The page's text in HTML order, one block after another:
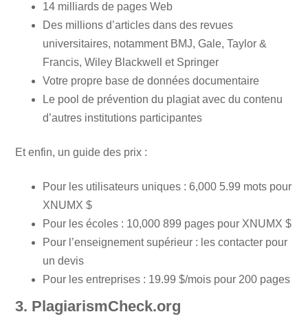
14 milliards de pages Web
Des millions d’articles dans des revues
universitaires, notamment BMJ, Gale, Taylor &
Francis, Wiley Blackwell et Springer
Votre propre base de données documentaire
Le pool de prévention du plagiat avec du contenu
d’autres institutions participantes
Et enfin, un guide des prix :
Pour les utilisateurs uniques : 6,000 5.99 mots pour
XNUMX $
Pour les écoles : 10,000 899 pages pour XNUMX $
Pour l’enseignement supérieur : les contacter pour
un devis
Pour les entreprises : 19.99 $/mois pour 200 pages
3. PlagiarismCheck.org